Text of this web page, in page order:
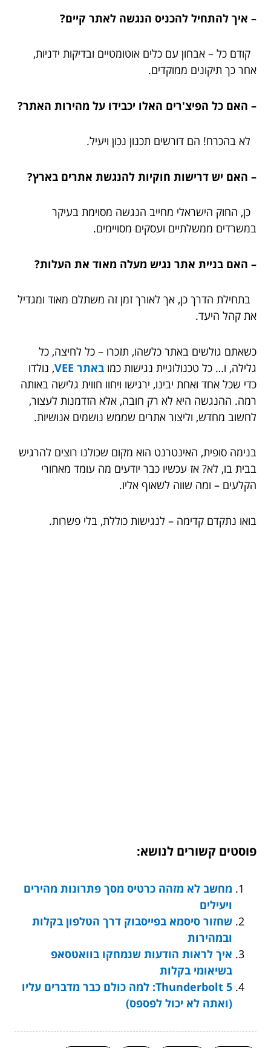
– איך להתחיל להכניס הנגשה לאתר קיים?
קודם כל – אבחון עם כלים אוטומטיים ובדיקות ידניות,
אחר כך תיקונים ממוקדים.
– האם כל הפיצ'רים האלו יכבידו על מהירות האתר?
לא בהכרח! הם דורשים תכנון נכון ויעיל.
– האם יש דרישות חוקיות להנגשת אתרים בארץ?
כן, החוק הישראלי מחייב הנגשה מסוימת בעיקר
במשרדים ממשלתיים ועסקים מסויימים.
– האם בניית אתר נגיש מעלה מאוד את העלות?
בתחילת הדרך כן, אך לאורך זמן זה משתלם מאוד ומגדיל
את קהל היעד.
כשאתם גולשים באתר כלשהו, תזכרו – כל לחיצה, כל
גלילה, ו… כל טכנולוגיית נגישות כמו באתר VEE
, נולדו
כדי שכל אחד ואחת יבינו, ירגישו ויחוו חווית גלישה באותה
רמה. ההנגשה היא לא רק חובה, אלא הזדמנות לעצור,
לחשוב מחדש, וליצור אתרים שממש נושמים אנושיות.
בנימה סופית, האינטרנט הוא מקום שכולנו רוצים להרגיש
בבית בו, לא? אז עכשיו כבר יודעים מה עומד מאחורי
הקלעים – ומה שווה לשאוף אליו.
בואו נתקדם קדימה – לנגישות כוללת, בלי פשרות.
פוסטים קשורים לנושא:
מחשב לא מזהה כרטיס מסך פתרונות מהירים
ויעילים
שחזור סיסמא בפייסבוק דרך הטלפון בקלות
ובמהירות
איך לראות הודעות שנמחקו בוואטסאפ
בשיאומי בקלות
Thunderbolt 5: למה כולם כבר מדברים עליו
(ואתה לא יכול לפספס)